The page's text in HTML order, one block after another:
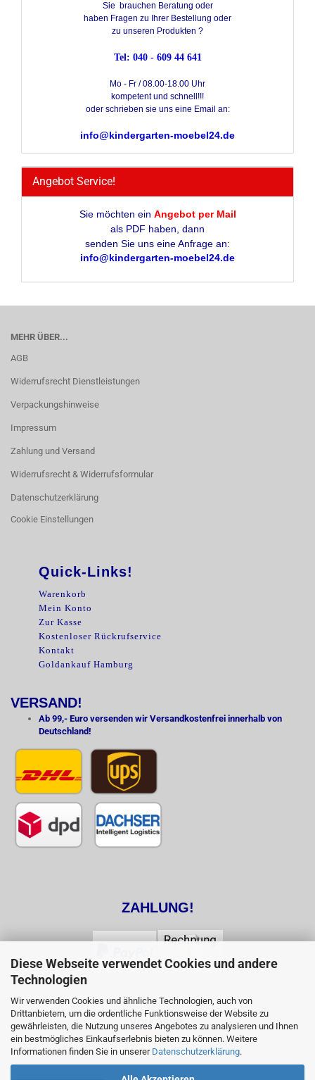
Diese Webseite verwendet Cookies und andere
Technologien
Wir verwenden Cookies und ähnliche Technologien, auch von
Drittanbietern, um die ordentliche Funktionsweise der Website zu
gewährleisten, die Nutzung unseres Angebotes zu analysieren und Ihnen
ein bestmögliches Einkaufserlebnis bieten zu können. Weitere
Informationen finden Sie in unserer Datenschutzerklärung.
Sie brauchen Beratung oder
haben Fragen zu Ihrer Bestellung oder
zu unseren Produkten ?
Tel: 040 - 609 44 641
Mo - Fr / 08.00-18.00 Uhr
kompetent und schnell!!!
oder schrieben sie uns eine Email an:
info@kindergarten-moebel24.de
Angebot Service!
Sie möchten ein Angebot per Mail
als PDF haben, dann
senden Sie uns eine Anfrage an:
info@kindergarten-moebel24.de
MEHR ÜBER...
AGB
Widerrufsrecht Dienstleistungen
Verpackungshinweise
Impressum
Zahlung und Versand
Widerrufsrecht & Widerrufsformular
Datenschutzerklärung
Cookie Einstellungen
Quick-Links!
Warenkorb
Mein Konto
Zur Kasse
Kostenloser Rückrufservice
Kontakt
Goldankauf Hamburg
VERSAND!
Ab 99,- Euro versenden wir Versandkostenfrei innerhalb von
Deutschland!
ZAHLUNG!